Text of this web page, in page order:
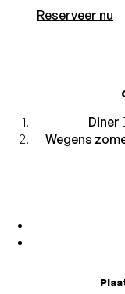
Reserveer nu
Diner
Wegens